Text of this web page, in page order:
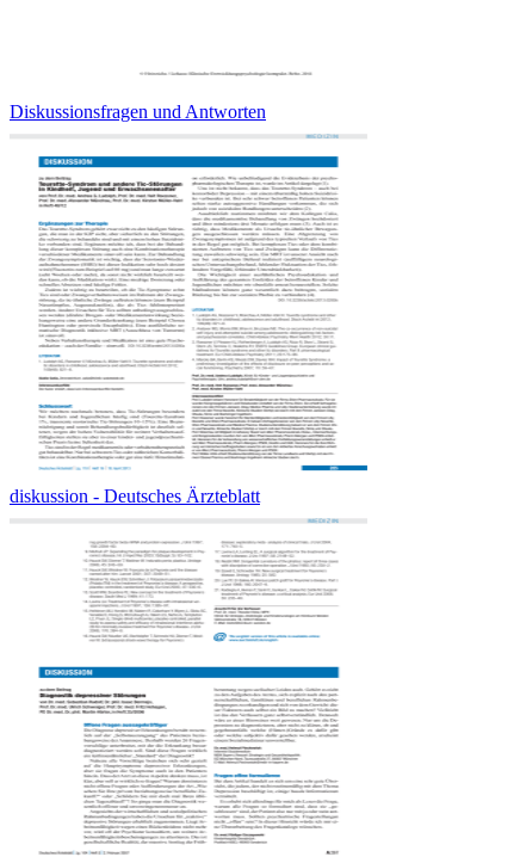
Diskussionsfragen und Antworten
diskussion - Deutsches Ärzteblatt